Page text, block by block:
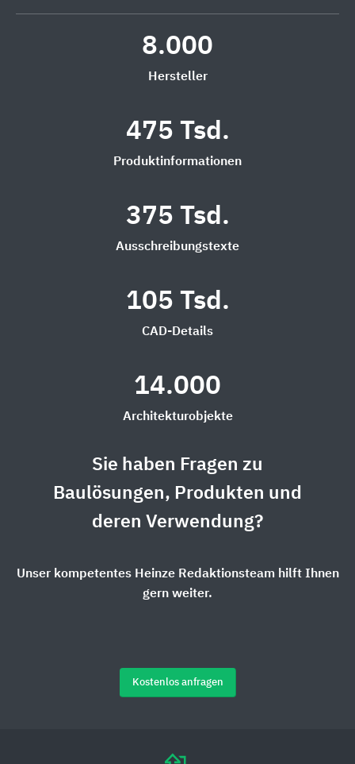
8.000
Hersteller
475 Tsd.
Produktinformationen
375 Tsd.
Ausschreibungstexte
105 Tsd.
CAD-Details
14.000
Architekturobjekte
Sie haben Fragen zu
Baulösungen, Produkten und
deren Verwendung?
Unser kompetentes Heinze Redaktionsteam hilft Ihnen
gern weiter.
Kostenlos anfragen